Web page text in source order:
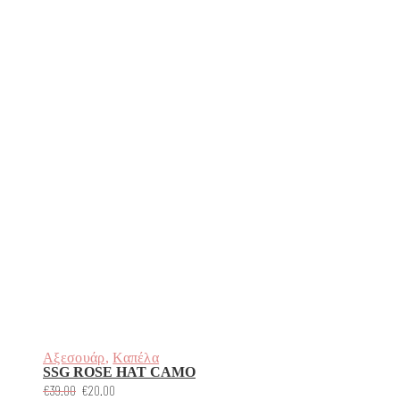
Αξεσουάρ,Καπέλα
SSG ROSE HAT CAMO
€39.00 Original
€20.00